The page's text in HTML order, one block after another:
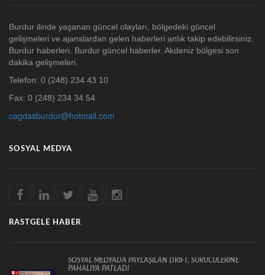
Burdur ilinde yaşanan güncel olayları, bölgedeki güncel
gelişmeleri ve ajanslardan gelen haberleri anlık takip edebilirsiniz.
Burdur haberleri. Burdur güncel haberler. Akdeniz bölgesi son
dakika gelişmeleri.
Telefon: 0 (248) 234 43 10
Fax: 0 (248) 234 34 54
cagdasburdur@hotmail.com
SOSYAL MEDYA
RASTGELE HABER
SOSYAL MEDYADA PAYLAŞILAN DRİFT, SÜRÜCÜLERİNE
PAHALIYA PATLADI